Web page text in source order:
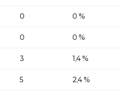
0 0 %
0 0 %
3 1,4 %
5 2,4 %